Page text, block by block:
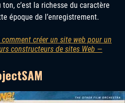
c’est la richesse du caractère
époque de l’enregistrement.
créer un site web pour un
constructeurs de sites Web —